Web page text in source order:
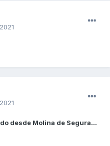
desde Molina de Segura...